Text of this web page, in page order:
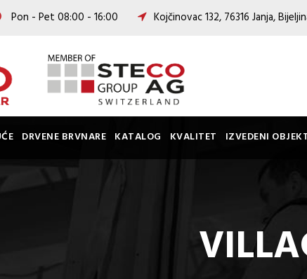
Pon - Pet 08:00 - 16:00 Kojčinovac 132, 76316 Janja,
DRVENE BRVNARE KATALOG KVALITET IZVEDENI